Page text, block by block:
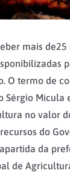
mais
O termo de
Sérgio Micula
no valor
do
da
de